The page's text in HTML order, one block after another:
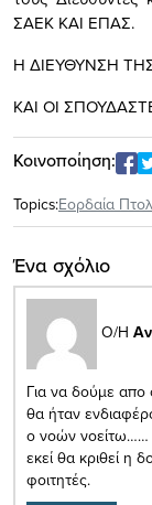
ΣΑΕΚ ΚΑΙ ΕΠΑΣ.
Η ΔΙΕΥΘΥΝΣΗ
ΚΑΙ ΟΙ
Κοινοποίηση:
Topics:Εορδαία
Ένα σχόλιο
Ο/Η
Για να δούμε απο
θα ήταν
ο νοών νοείτω……
εκεί θα κριθεί η
φοιτητές.